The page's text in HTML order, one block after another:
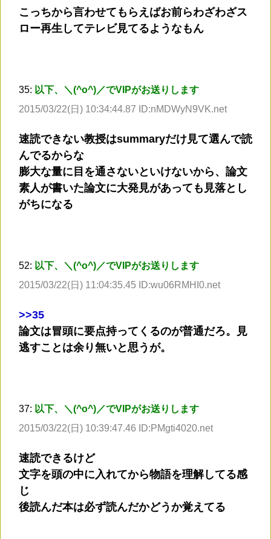
こっちから言わせてもらえばお前らわざわざス
ロー再生してテレビ見てるようなもん
35: 以下、＼(^o^)／でVIPがお送りします
2015/03/22(日) 10:34:44.87 ID:nMDWyN9VK.net
速読できない教授はsummaryだけ見て選んで読
んでるからな
膨大な量に目を通さないといけないから、論文
素人が書いた論文に大発見があっても見落とし
がちになる
52: 以下、＼(^o^)／でVIPがお送りします
2015/03/22(日) 11:04:35.45 ID:wu06RMHI0.net
>>35
論文は冒頭に要点持ってくるのが普通だろ。見
逃すことは余り無いと思うが。
37: 以下、＼(^o^)／でVIPがお送りします
2015/03/22(日) 10:39:47.46 ID:PMgti4020.net
速読できるけど
文字を頭の中に入れてから物語を理解してる感
じ
後読んだ本は必ず読んだかどうか覚えてる